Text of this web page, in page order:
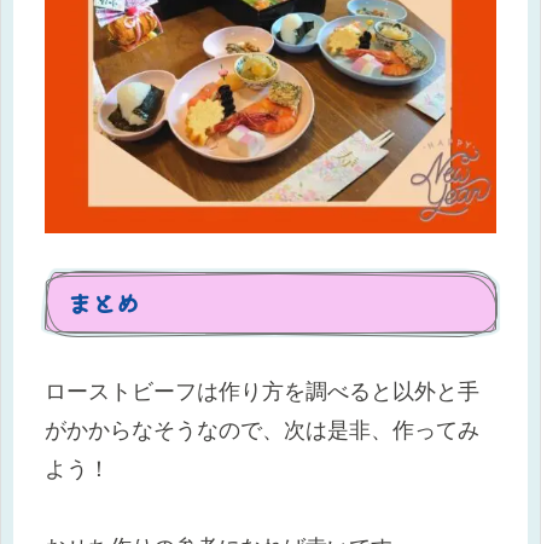
まとめ
ローストビーフは作り方を調べると以外と手
がかからなそうなので、次は是非、作ってみ
よう！